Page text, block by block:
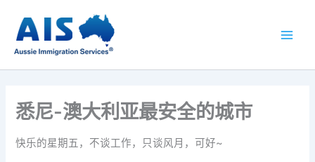
悉尼-澳大利亚最安全的城市
快乐的星期五，不谈工作，只谈风月，可好~